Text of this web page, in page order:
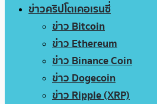
ข่าวคริปโตเคอเรนซี่
ข่าว Bitcoin
ข่าว Ethereum
ข่าว Binance Coin
ข่าว Dogecoin
ข่าว Ripple (XRP)